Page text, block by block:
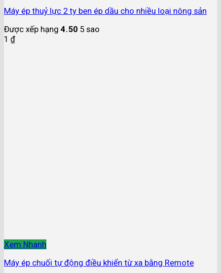
Máy ép thuỷ lực 2 ty ben ép dầu cho nhiều loại nông sản
Được xếp hạng 4.50 5 sao
1 ₫
Xem Nhanh
Máy ép chuối tự động điều khiển từ xa bằng Remote